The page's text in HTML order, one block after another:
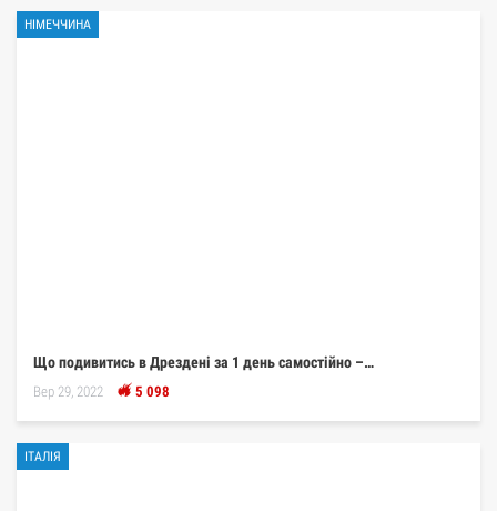
НІМЕЧЧИНА
Що подивитись в Дрездені за 1 день самостійно –…
Вер 29, 2022 5 098
ІТАЛІЯ